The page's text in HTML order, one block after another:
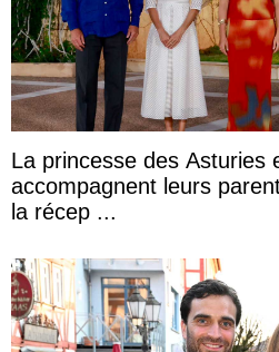
La princesse des Asturies
accompagnent leurs
la récep ...